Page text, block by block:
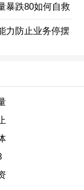
暴跌80如何自救
力防止业务停摆